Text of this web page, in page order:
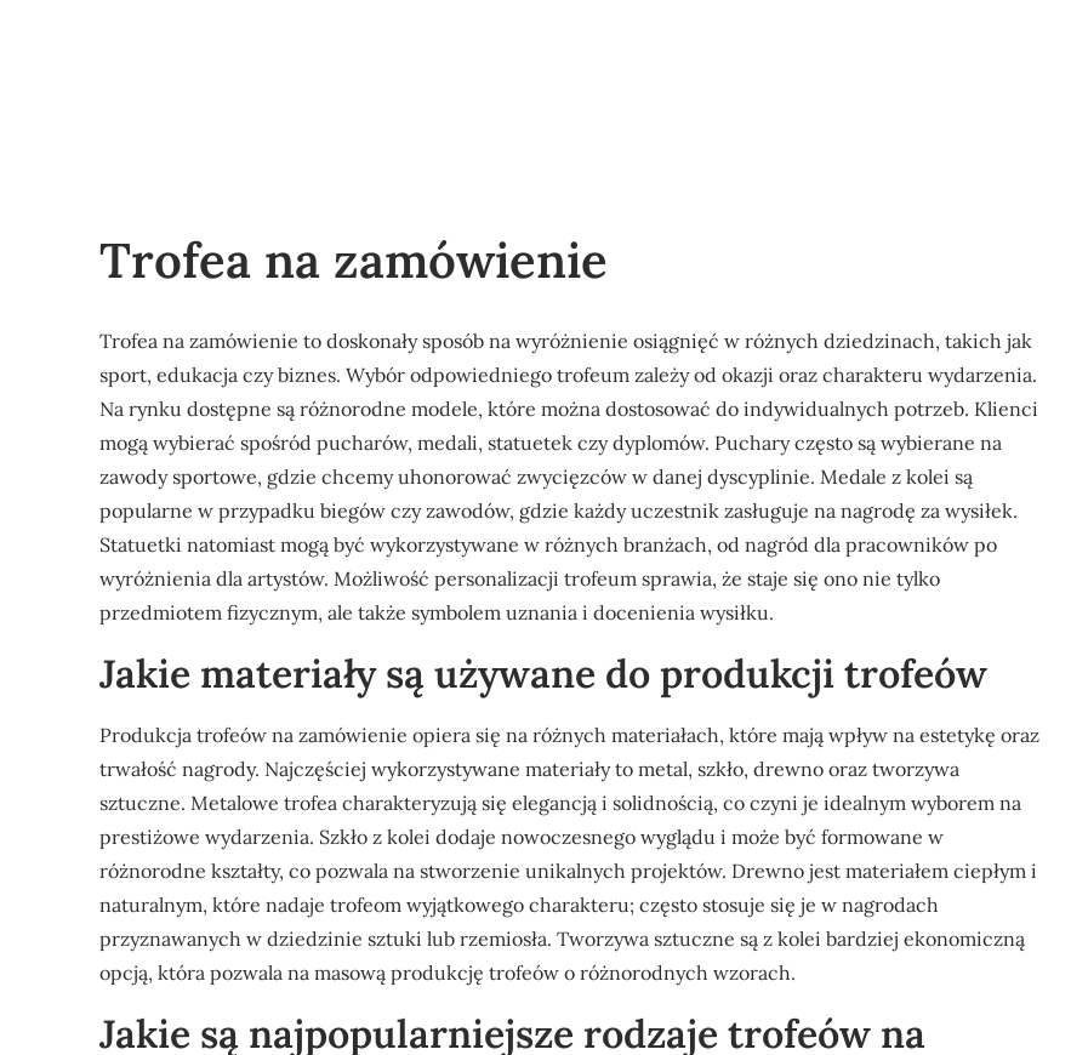
Trofea na zamówienie
Trofea na zamówienie to doskonały sposób na wyróżnienie osiągnięć w różnych dziedzinach, takich jak
sport, edukacja czy biznes. Wybór odpowiedniego trofeum zależy od okazji oraz charakteru wydarzenia.
Na rynku dostępne są różnorodne modele, które można dostosować do indywidualnych potrzeb. Klienci
mogą wybierać spośród pucharów, medali, statuetek czy dyplomów. Puchary często są wybierane na
zawody sportowe, gdzie chcemy uhonorować zwycięzców w danej dyscyplinie. Medale z kolei są
popularne w przypadku biegów czy zawodów, gdzie każdy uczestnik zasługuje na nagrodę za wysiłek.
Statuetki natomiast mogą być wykorzystywane w różnych branżach, od nagród dla pracowników po
wyróżnienia dla artystów. Możliwość personalizacji trofeum sprawia, że staje się ono nie tylko
przedmiotem fizycznym, ale także symbolem uznania i docenienia wysiłku.
Jakie materiały są używane do produkcji trofeów
Produkcja trofeów na zamówienie opiera się na różnych materiałach, które mają wpływ na estetykę oraz
trwałość nagrody. Najczęściej wykorzystywane materiały to metal, szkło, drewno oraz tworzywa
sztuczne. Metalowe trofea charakteryzują się elegancją i solidnością, co czyni je idealnym wyborem na
prestiżowe wydarzenia. Szkło z kolei dodaje nowoczesnego wyglądu i może być formowane w
różnorodne kształty, co pozwala na stworzenie unikalnych projektów. Drewno jest materiałem ciepłym i
naturalnym, które nadaje trofeom wyjątkowego charakteru; często stosuje się je w nagrodach
przyznawanych w dziedzinie sztuki lub rzemiosła. Tworzywa sztuczne są z kolei bardziej ekonomiczną
opcją, która pozwala na masową produkcję trofeów o różnorodnych wzorach.
Jakie są najpopularniejsze rodzaje trofeów na